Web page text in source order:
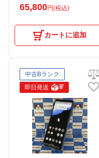
65,800円(税込)
カートに追加
中古Bランク
即日発送